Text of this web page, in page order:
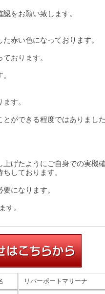
をお願い致します。
赤い色になっております。
おります。
す。
ができる程度ではありまし
げたようにご自身での実機
しております。
になります。
す。
リバーポートマリーナ